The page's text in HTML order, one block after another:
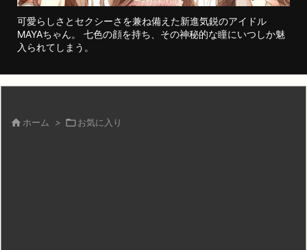
可愛らしさとセクシーさを兼ね備えた新進気鋭のアイドル
MAYAちゃん。 七色の顔を持ち、その神秘的な瞳にいつしか魅
入られてしまう。
 ホーム > お気に入り